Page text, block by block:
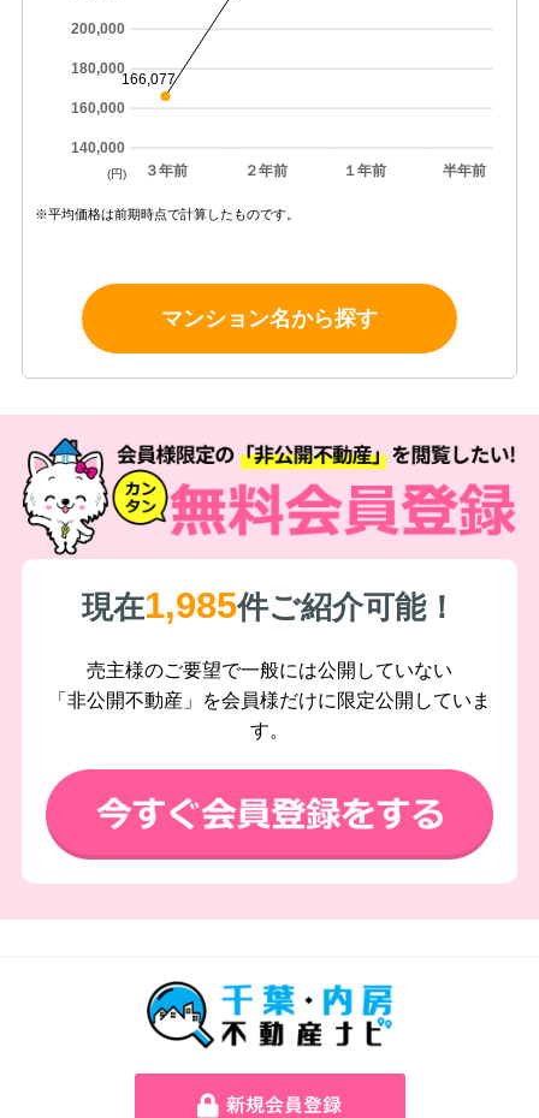
３年前 ２年前 １年前 半年前
140,000
160,000
180,000
200,000
166,077
(円)
※平均価格は前期時点で計算したものです。
マンション名から探す
現在1,985件ご紹介可能！
売主様のご要望で一般には公開していない
「非公開不動産」を会員様だけに限定公開していま
す。